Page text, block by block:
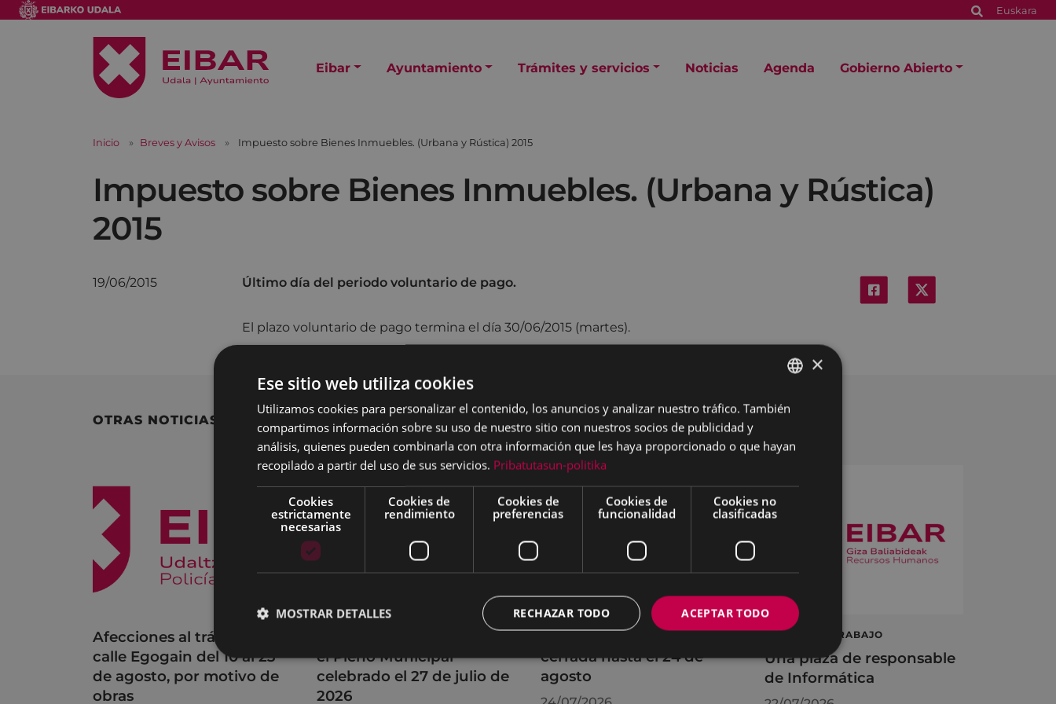
Euskara
Eibar Ayuntamiento Trámites y servicios Noticias Agenda Gobierno Abierto
Inicio Breves y Avisos Impuesto sobre Bienes Inmuebles. (Urbana y Rústica) 2015
Impuesto sobre Bienes Inmuebles. (Urbana y Rústica)
2015
19/06/2015 Último día del periodo voluntario de pago.
El plazo voluntario de pago termina el día 30/06/2015 (martes).
OTRAS NOTICIAS
Afecciones al tráfico en la
calle Egogain del 10 al 23
de agosto, por motivo de
obras
Acuerdos adoptados por
el Pleno Municipal
celebrado el 27 de julio de
2026
La OMIC permanecerá
cerrada hasta el 24 de
agosto
OFERTA DE TRABAJO
Una plaza de responsable
de Informática
BASQUE
×
Ese sitio web utiliza cookies
Utilizamos cookies para personalizar el contenido, los anuncios y analizar nuestro tráfico. También
compartimos información sobre su uso de nuestro sitio con nuestros socios de publicidad y
análisis, quienes pueden combinarla con otra información que les haya proporcionado o que hayan
recopilado a partir del uso de sus servicios. Pribatutasun-politika
Cookies
estrictamente
necesarias
Cookies de
rendimiento
Cookies de
preferencias
Cookies de
funcionalidad
Cookies no
clasificadas
ACEPTAR TODO
RECHAZAR TODO
MOSTRAR DETALLES